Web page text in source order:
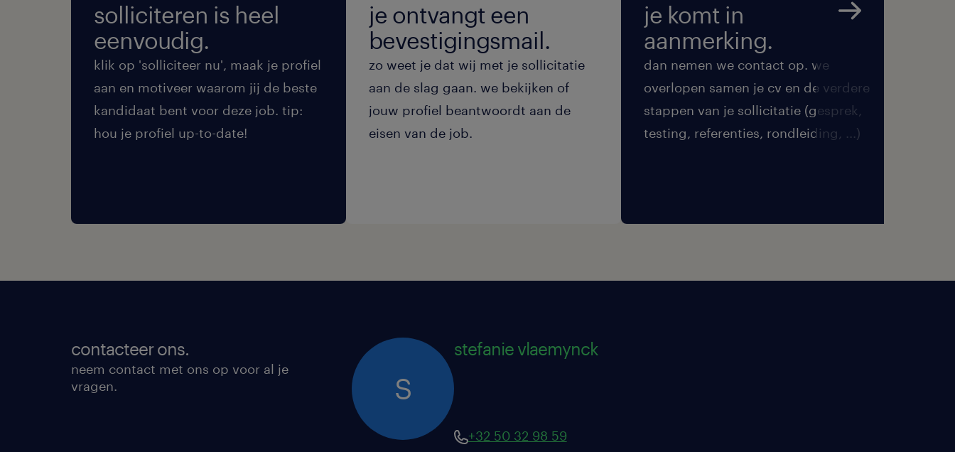
solliciteren is heel
eenvoudig.
klik op 'solliciteer nu', maak je profiel
aan en motiveer waarom jij de beste
kandidaat bent voor deze job. tip:
hou je profiel up-to-date!
je ontvangt een
bevestigingsmail.
zo weet je dat wij met je sollicitatie
aan de slag gaan. we bekijken of
jouw profiel beantwoordt aan de
eisen van de job.
je komt in
aanmerking.
dan nemen we contact op. we
overlopen samen je cv en de verdere
stappen van je sollicitatie (gesprek,
testing, referenties, rondleiding, ...)
contacteer ons.
neem contact met ons op voor al je
vragen.
S
stefanie vlaemynck
+32 50 32 98 59